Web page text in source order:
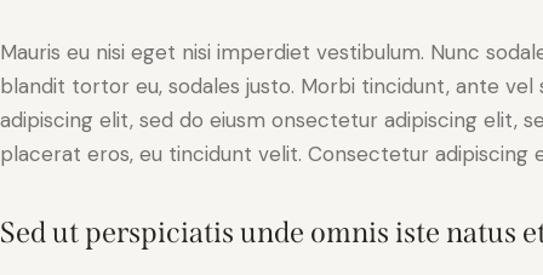
Mauris eu nisi eget nisi imperdiet vestibulum. Nunc
blandit tortor eu, sodales justo. Morbi tincidunt, ante
adipiscing elit, sed do eiusm onsectetur adipiscing elit,
placerat eros, eu tincidunt velit. Consectetur adipiscing
Sed ut perspiciatis unde omnis iste natus